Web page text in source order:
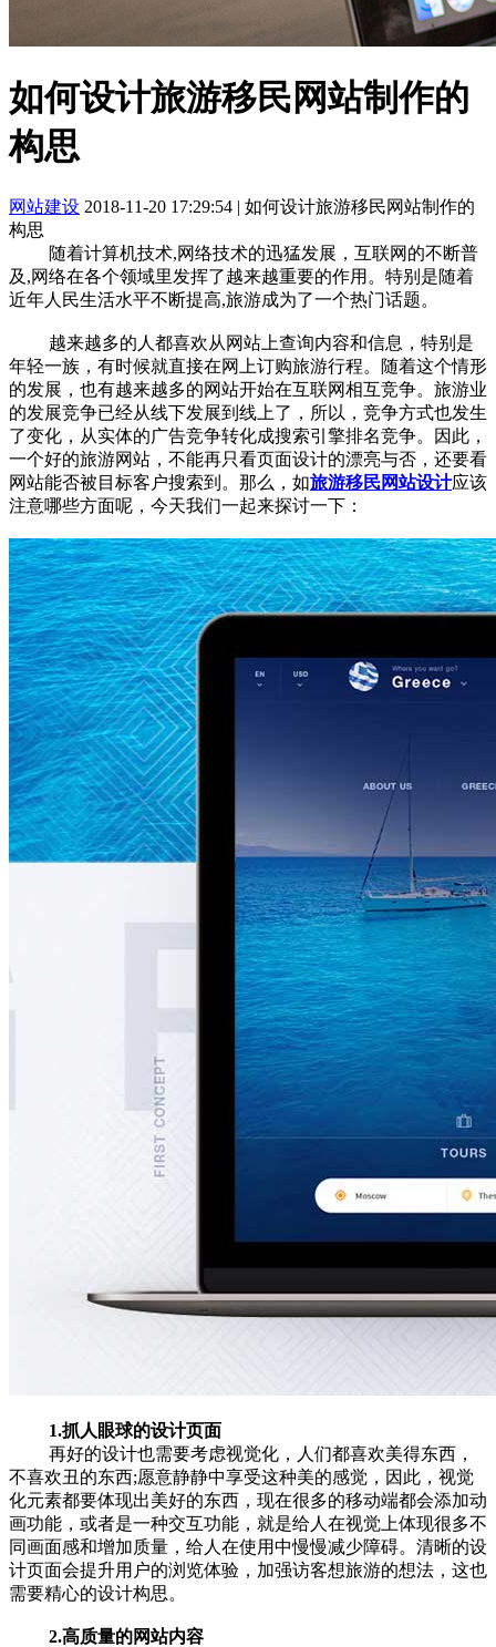
如何设计旅游移民网站制作的
构思
网站建设 2018-11-20 17:29:54 | 如何设计旅游移民网站制作的
构思
随着计算机技术,网络技术的迅猛发展，互联网的不断普
及,网络在各个领域里发挥了越来越重要的作用。特别是随着
近年人民生活水平不断提高,旅游成为了一个热门话题。
越来越多的人都喜欢从网站上查询内容和信息，特别是
年轻一族，有时候就直接在网上订购旅游行程。随着这个情形
的发展，也有越来越多的网站开始在互联网相互竞争。旅游业
的发展竞争已经从线下发展到线上了，所以，竞争方式也发生
了变化，从实体的广告竞争转化成搜索引擎排名竞争。因此，
一个好的旅游网站，不能再只看页面设计的漂亮与否，还要看
网站能否被目标客户搜索到。那么，如旅游移民网站设计应该
注意哪些方面呢，今天我们一起来探讨一下：
1.抓人眼球的设计页面
再好的设计也需要考虑视觉化，人们都喜欢美得东西，
不喜欢丑的东西;愿意静静中享受这种美的感觉，因此，视觉
化元素都要体现出美好的东西，现在很多的移动端都会添加动
画功能，或者是一种交互功能，就是给人在视觉上体现很多不
同画面感和增加质量，给人在使用中慢慢减少障碍。清晰的设
计页面会提升用户的浏览体验，加强访客想旅游的想法，这也
需要精心的设计构思。
2.高质量的网站内容